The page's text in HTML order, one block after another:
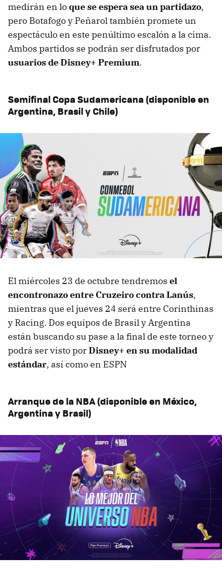
medirán en loque se espera sea un partidazo,
pero Botafogo y Peñarol también promete un
espectáculo en este penúltimo escalón a la cima.
Ambos partidos se podrán ser disfrutados por
usuarios de Disney+ Premium.
Semifinal Copa Sudamericana (disponible en
Argentina, Brasily Chile)
El miércoles 23 de octubre tendremos el
encontronazo entre Cruzeiro contra Lanús,
mientras que el jueves 24 será entre Corinthinas
y Racing. Dos equipos de Brasil y Argentina
están buscando su pase a la final de este torneo y
podrá ser visto porDisney+ en su modalidad
estándar, así como en ESPN
Arranque de la NBA (disponible en México,
Argentina y Brasil)